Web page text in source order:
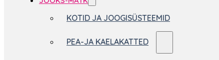
KOTID JA JOOGISÜSTEEMID
PEA-JA KAELAKATTED